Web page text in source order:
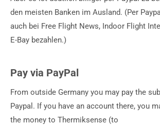
den meisten Banken im Ausland. (Per
auch bei Free Flight News, Indoor Flight
E-Bay bezahlen.)
Pay via PayPal
From outside Germany you may pay the
Paypal. If you have an account there, you
the money to Thermiksense (to